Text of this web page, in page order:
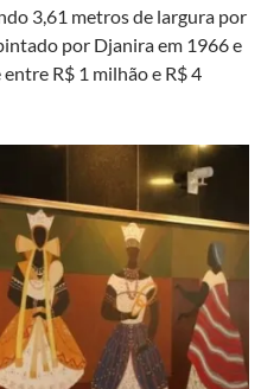
3,61 metros de largura por
por Djanira em 1966 e
R$ 1 milhão e R$ 4